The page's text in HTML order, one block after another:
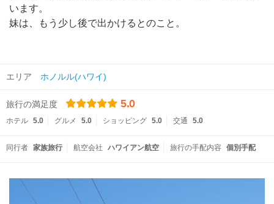
います。
妹は、もう少し後で出かけるとのこと。
エリア ホノルル(ハワイ)
旅行の満足度 5.0
ホテル 5.0 グルメ 5.0 ショッピング 5.0 交通 5.0
同行者 家族旅行 航空会社 ハワイアン航空 旅行の手配内容 個別手配